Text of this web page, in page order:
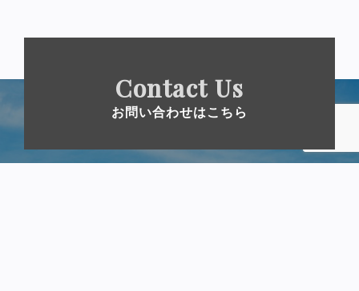
Contact Us
お問い合わせはこちら